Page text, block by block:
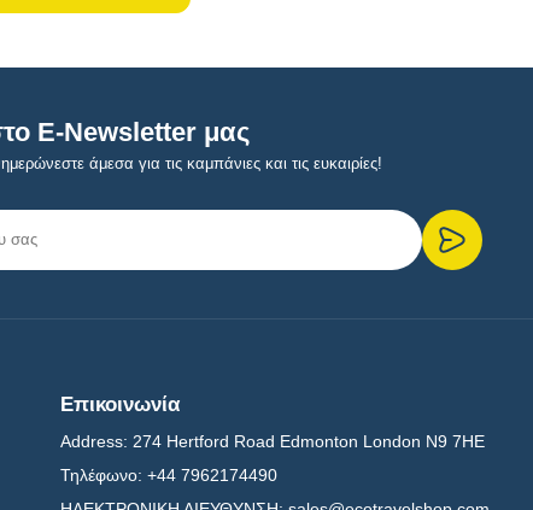
E-Newsletter μας
άμεσα για τις καμπάνιες και τις ευκαιρίες!
Επικοινωνία
Address: 274 Hertford Road Edmonton London N9 7HE
Τηλέφωνο: +44 7962174490